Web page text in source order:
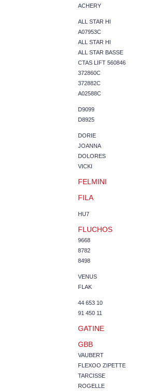
ACHERY
ALL STAR HI
A07953C
ALL STAR HI
ALL STAR BASSE
CTAS LIFT 560846
372860C
372882C
A02588C
D9099
D8925
DORIE
JOANNA
DOLORES
VICKI
FELMINI
FILA
HU7
FLUCHOS
9668
8782
8498
VENUS
FLAK
44 653 10
91 450 11
GATINE
GBB
VAUBERT
FLEXOO ZIPETTE
TARCISSE
ROGELLE